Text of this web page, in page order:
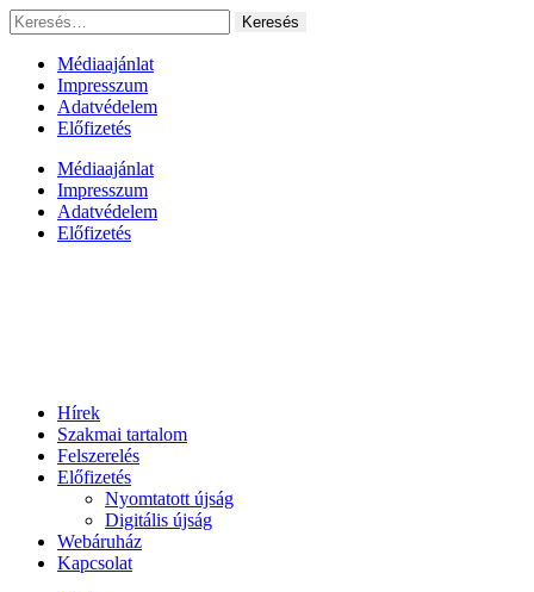
Ugrás
a
tartalomhoz
Keresés:
Médiaajánlat
Impresszum
Adatvédelem
Előfizetés
Médiaajánlat
Impresszum
Adatvédelem
Előfizetés
Hírek
Szakmai tartalom
Felszerelés
Előfizetés
Nyomtatott újság
Digitális újság
Webáruház
Kapcsolat